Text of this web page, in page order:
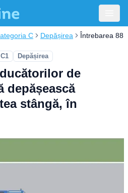
C Depășirea Întrebarea 88
Depășirea
de
depășească
stângă, în